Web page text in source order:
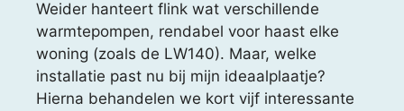
Weider hanteert flink wat verschillende
warmtepompen, rendabel voor haast elke
woning (zoals de LW140). Maar, welke
installatie past nu bij mijn ideaalplaatje?
Hierna behandelen we kort vijf interessante